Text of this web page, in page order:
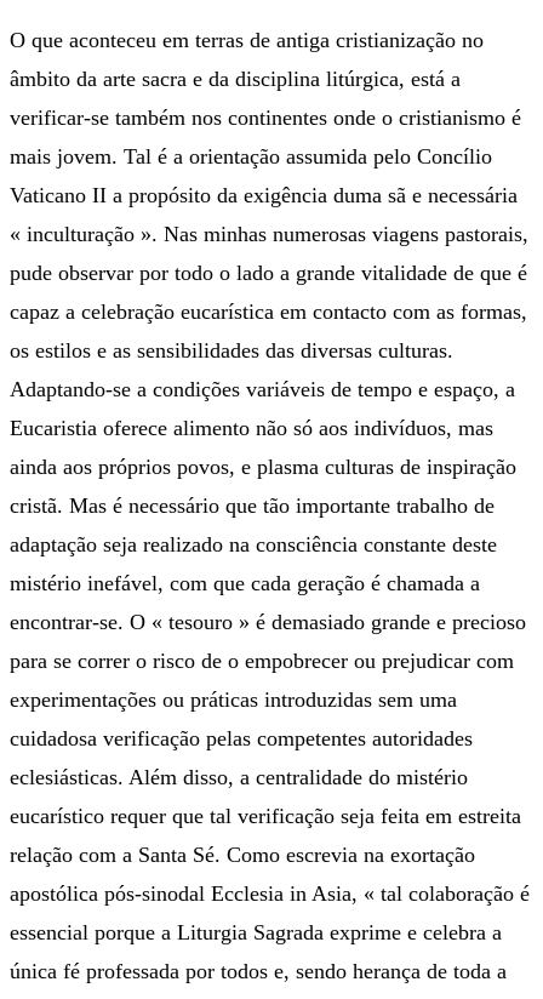
O que aconteceu em terras de antiga cristianização no
âmbito da arte sacra e da disciplina litúrgica, está a
verificar-se também nos continentes onde o cristianismo é
mais jovem. Tal é a orientação assumida pelo Concílio
Vaticano II a propósito da exigência duma sã e necessária
« inculturação ». Nas minhas numerosas viagens pastorais,
pude observar por todo o lado a grande vitalidade de que é
capaz a celebração eucarística em contacto com as formas,
os estilos e as sensibilidades das diversas culturas.
Adaptando-se a condições variáveis de tempo e espaço, a
Eucaristia oferece alimento não só aos indivíduos, mas
ainda aos próprios povos, e plasma culturas de inspiração
cristã. Mas é necessário que tão importante trabalho de
adaptação seja realizado na consciência constante deste
mistério inefável, com que cada geração é chamada a
encontrar-se. O « tesouro » é demasiado grande e precioso
para se correr o risco de o empobrecer ou prejudicar com
experimentações ou práticas introduzidas sem uma
cuidadosa verificação pelas competentes autoridades
eclesiásticas. Além disso, a centralidade do mistério
eucarístico requer que tal verificação seja feita em estreita
relação com a Santa Sé. Como escrevia na exortação
apostólica pós-sinodal Ecclesia in Asia, « tal colaboração é
essencial porque a Liturgia Sagrada exprime e celebra a
única fé professada por todos e, sendo herança de toda a